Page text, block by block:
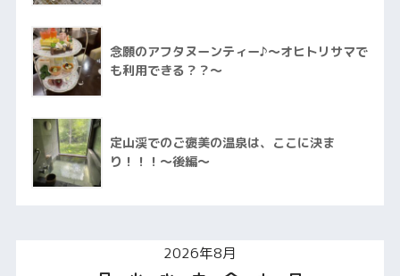
念願のアフタヌーンティー♪〜オヒトリサマで
も利用できる？？〜
定山渓でのご褒美の温泉は、ここに決ま
り！！！〜後編〜
2026年8月